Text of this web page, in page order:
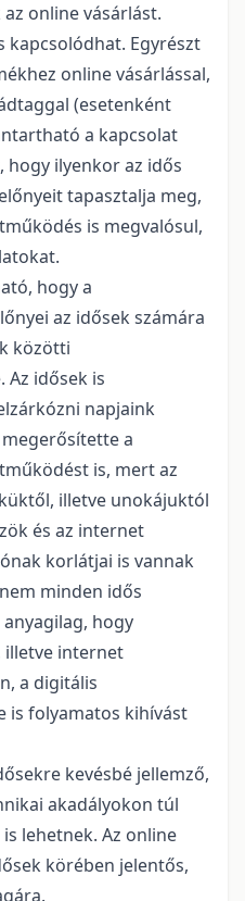
online vásárlást.
kapcsolódhat. Egyrészt
online vásárlással,
(esetenként
a kapcsolat
hogy ilyenkor az idős
tapasztalja meg,
is megvalósul,
hogy a
az idősek számára
közötti
idősek is
napjaink
a
is, mert az
illetve unokájuktól
és az internet
korlátjai is vannak
minden idős
hogy
illetve internet
a digitális
is folyamatos kihívást
kevésbé jellemző,
akadályokon túl
lehetnek. Az online
körében jelentős,